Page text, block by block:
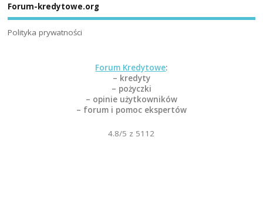
Forum-kredytowe.org
Polityka prywatności
Forum Kredytowe:
– kredyty
– pożyczki
– opinie użytkowników
– forum i pomoc ekspertów
4.8/5 z 5112